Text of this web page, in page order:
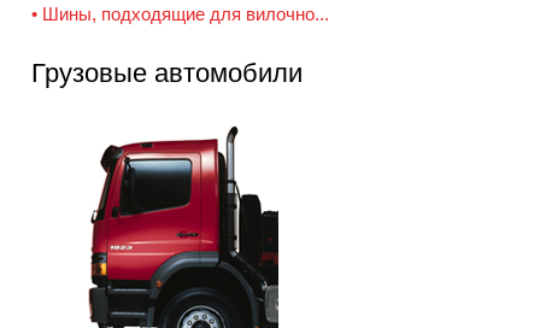
• Шины, подходящие для вилочно...
Грузовые автомобили